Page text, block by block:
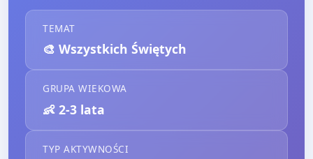
TEMAT
🎨 Wszystkich Świętych
GRUPA WIEKOWA
👶 2-3 lata
TYP AKTYWNOŚCI